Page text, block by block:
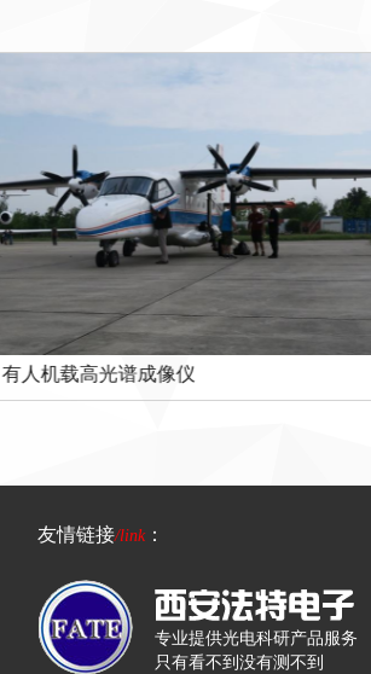
有人机载高光谱成像仪
友情链接/link：
专业提供光电科研产品服务
只有看不到没有测不到